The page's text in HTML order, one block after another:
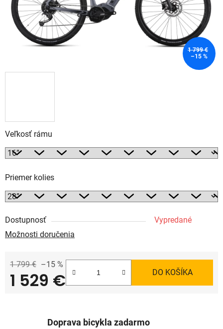
Veľkosť rámu
Priemer kolies
Dostupnosť
Vypredané
Možnosti doručenia
1 799 € –15 %
1 529 € DO KOŠÍKA
1 799 €
–15 %
Doprava bicykla zadarmo